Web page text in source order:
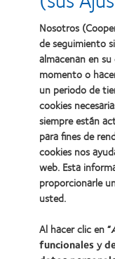
Nosotros
de seguimiento
almacenan en
momento o
un periodo de
cookies
siempre están
para fines de
cookies nos
web. Esta
proporcionarle
usted.
Al hacer clic en “
funcionalesy